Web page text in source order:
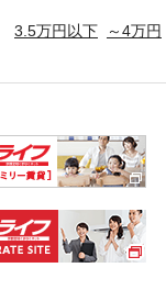
3.5万円以下 ～4万円